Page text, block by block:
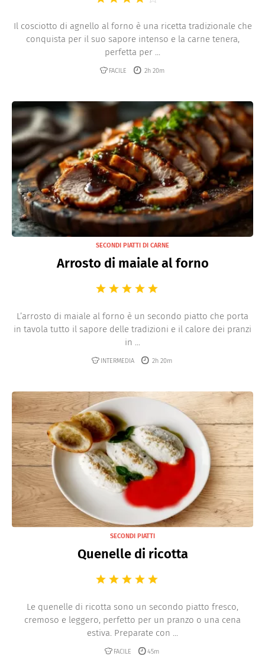
Il cosciotto di agnello al forno è una ricetta tradizionale che
conquista per il suo sapore intenso e la carne tenera,
perfetta per ...
FACILE 2h 20m
SECONDI PIATTI DI CARNE
Arrosto di maiale al forno
L’arrosto di maiale al forno è un secondo piatto che porta
in tavola tutto il sapore delle tradizioni e il calore dei pranzi
in ...
INTERMEDIA 2h 20m
SECONDI PIATTI
Quenelle di ricotta
Le quenelle di ricotta sono un secondo piatto fresco,
cremoso e leggero, perfetto per un pranzo o una cena
estiva. Preparate con ...
FACILE 45m